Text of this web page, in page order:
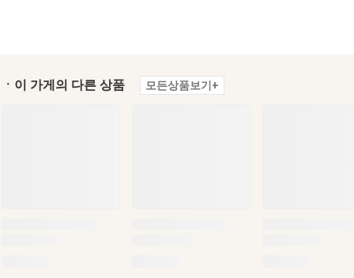
ㆍ이 가게의 다른 상품 모든상품보기+